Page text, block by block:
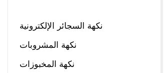
نكهة السجائر الإلكترونية
نكهة المشروبات
نكهة المخبوزات